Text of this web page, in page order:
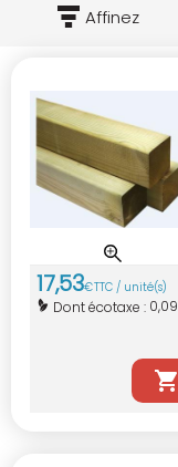
Affinez
17,53€TTC / unité(s)
Dont écotaxe : 0,09